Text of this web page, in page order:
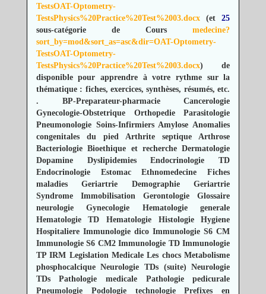
TestsOAT-Optometry-
TestsPhysics%20Practice%20Test%2003.docx(et25
sous-catégorie de Coursmedecine?
sort_by=mod&sort_as=asc&dir=OAT-Optometry-
TestsOAT-Optometry-
TestsPhysics%20Practice%20Test%2003.docx) de
disponible pour apprendre à votre rythme sur la
thématique : fiches, exercices, synthèses, résumés, etc.
.
BP-Preparateur-pharmacie
Cancerologie
Gynecologie-Obstetrique
Orthopedie
Parasitologie
Pneumonologie Soins-Infirmiers Amylose Anomalies
congenitales du pied
Arthrite septique
Arthrose
Bacteriologie Bioethique et recherche Dermatologie
Dopamine
DyslipidemiesEndocrinologie TD
Endocrinologie
Estomac Ethnomedecine
Fiches
maladies
Geriartrie Demographie
Geriartrie
Syndrome Immobilisation
Gerontologie
Glossaire
neurologie
Gynecologie
Hematologie generale
Hematologie TD
Hematologie Histologie
Hygiene
Hospitaliere Immunologie dico Immunologie S6 CM
Immunologie S6 CM2 Immunologie TD Immunologie
TP IRM Legislation Medicale Les chocs Metabolisme
phosphocalcique Neurologie TDs (suite)
Neurologie
TDs
Pathologie medicale
Pathologie pedicurale
Pneumologie
Podologie technologie
Prefixes en